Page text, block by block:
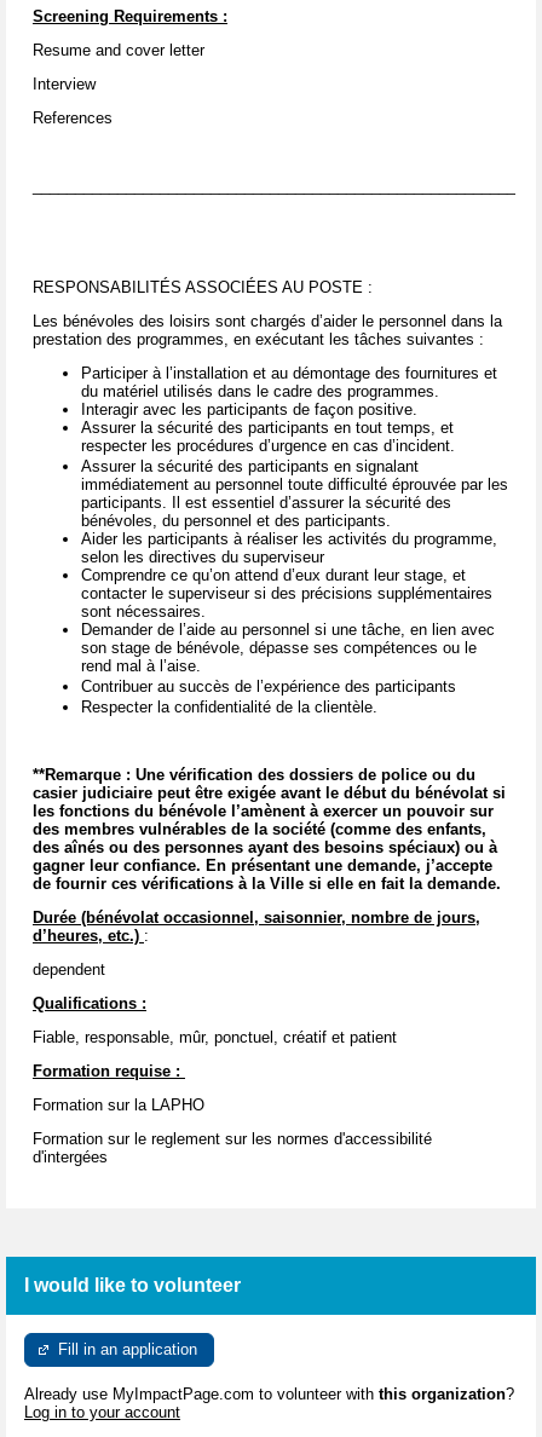
Screening Requirements :
Resume and cover letter
Interview
References
RESPONSABILITÉS ASSOCIÉES AU POSTE :
Les bénévoles des loisirs sont chargés d’aider le personnel dans la
prestation des programmes, en exécutant les tâches suivantes :
Participer à l’installation et au démontage des fournitures et
du matériel utilisés dans le cadre des programmes.
Interagir avec les participants de façon positive.
Assurer la sécurité des participants en tout temps, et
respecter les procédures d’urgence en cas d’incident.
Assurer la sécurité des participants en signalant
immédiatement au personnel toute difficulté éprouvée par les
participants. Il est essentiel d’assurer la sécurité des
bénévoles, du personnel et des participants.
Aider les participants à réaliser les activités du programme,
selon les directives du superviseur
Comprendre ce qu’on attend d’eux durant leur stage, et
contacter le superviseur si des précisions supplémentaires
sont nécessaires.
Demander de l’aide au personnel si une tâche, en lien avec
son stage de bénévole, dépasse ses compétences ou le
rend mal à l’aise.
Contribuer au succès de l’expérience des participants
Respecter la confidentialité de la clientèle.
**Remarque : Une vérification des dossiers de police ou du
casier judiciaire peut être exigée avant le début du bénévolat si
les fonctions du bénévole l’amènent à exercer un pouvoir sur
des membres vulnérables de la société (comme des enfants,
des aînés ou des personnes ayant des besoins spéciaux) ou à
gagner leur confiance. En présentant une demande, j’accepte
de fournir ces vérifications à la Ville si elle en fait la demande.
Durée (bénévolat occasionnel, saisonnier, nombre de jours,
d’heures, etc.) :
dependent
Qualifications :
Fiable, responsable, mûr, ponctuel, créatif et patient
Formation requise :
Formation sur la LAPHO
Formation sur le reglement sur les normes d'accessibilité
d'intergées
I would like to volunteer
Fill in an application
Already use MyImpactPage.com to volunteer with this organization?
Log in to your account